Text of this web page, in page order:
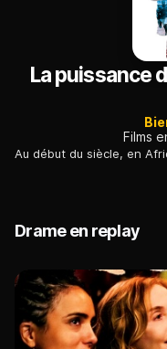
La puissance
Films
Drame en replay